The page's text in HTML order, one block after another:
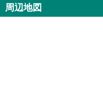
周辺地図